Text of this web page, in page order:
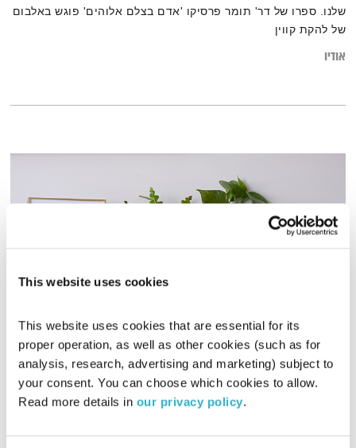
This website uses cookies
This website uses cookies that are essential for its
proper operation, as well as other cookies (such as for
analysis, research, advertising and marketing) subject to
your consent. You can choose which cookies to allow.
Read more details in our privacy policy.
שלנו. ספרו של דר' תומר פרסיקו 'אדם בצלם אלוהים' פוגש באלבום
של להקת קווין
אודיו
התעוררות
גליה גלעדי
20.03.22
01:27:34